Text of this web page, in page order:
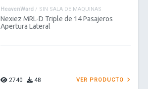
HeavenWard / SIN SALA DE MAQUINAS
Nexiez MRL-D Triple de 14 Pasajeros
Apertura Lateral
2740 48 VER PRODUCTO